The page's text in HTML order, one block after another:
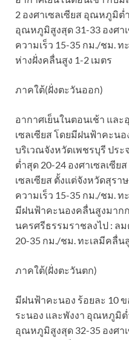
2 องศาเซลเซียส อุณหภูมิต่
อุณหภูมิสูงสุด 31-33 องศ
ความเร็ว 15-35 กม./ชม.
ห่างฝั่งคลื่นสูง 1-2 เมตร
ภาคใต้(ฝั่งตะวันออก)
อากาศเย็นในตอนเช้า แล
เซลเซียส โดยมีฝนฟ้าคะน
บริเวณจังหวัดเพชรบุรี ปร
ต่ำสุด 20-24 องศาเซลเซี
เซลเซียส ตั้งแต่จังหวัดสุร
ความเร็ว 15-35 กม./ชม. ท
มีฝนฟ้าคะนองคลื่นสูงมากก
นครศรีธรรมราชลงไป : ล
20-35 กม./ชม. ทะเลมีคลื่น
ภาคใต้(ฝั่งตะวันตก)
มีฝนฟ้าคะนอง ร้อยละ 10
ระนอง และพังงา อุณหภูมิต่
อุณหภูมิสูงสุด 32-35 องศา